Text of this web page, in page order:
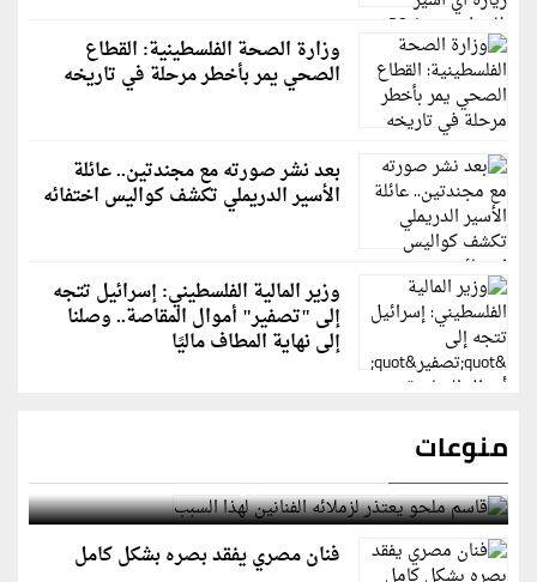
وزارة الصحة الفلسطينية: القطاع
الصحي يمر بأخطر مرحلة في تاريخه
بعد نشر صورته مع مجندتين.. عائلة
الأسير الدريملي تكشف كواليس اختفائه
وزير المالية الفلسطيني: إسرائيل تتجه
إلى "تصفير" أموال المقاصة.. وصلنا
إلى نهاية المطاف ماليًا
منوعات
قاسم ملحو يعتذر لزملائه الفنانين لهذا السبب
فنان مصري يفقد بصره بشكل كامل